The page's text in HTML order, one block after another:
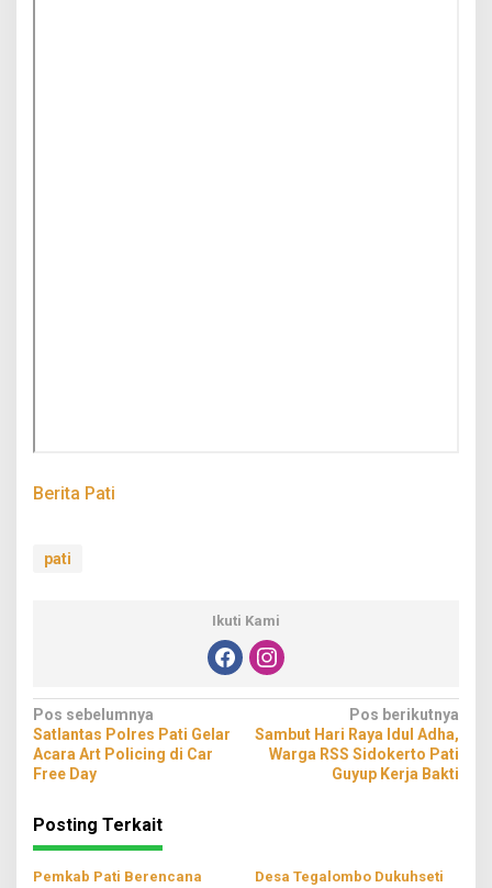
Berita Pati
pati
Ikuti Kami
Navigasi
pos
Pos sebelumnya
Satlantas Polres Pati Gelar
Acara Art Policing di Car
Free Day
Pos berikutnya
Sambut Hari Raya Idul Adha,
Warga RSS Sidokerto Pati
Guyup Kerja Bakti
Posting Terkait
Pemkab Pati Berencana
Desa Tegalombo Dukuhseti